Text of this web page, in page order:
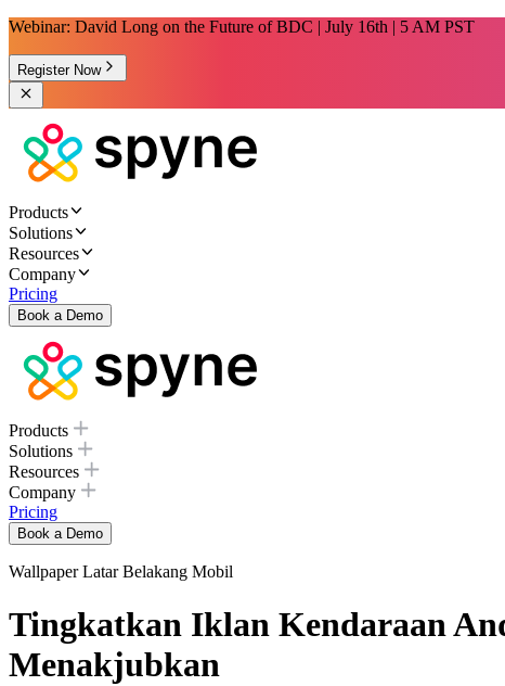
Webinar: David Long on the Future of BDC | July 16th | 5 AM PST
Register Now
Products
Solutions
Resources
Company
Pricing
Book a Demo
Products
Solutions
Resources
Company
Pricing
Book a Demo
Wallpaper Latar Belakang Mobil
Tingkatkan Iklan Kendaraan
Menakjubkan